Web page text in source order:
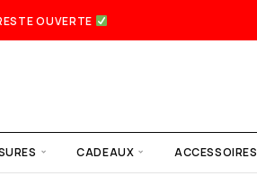
OUVERTE
CADEAUX ACCESSOIRES